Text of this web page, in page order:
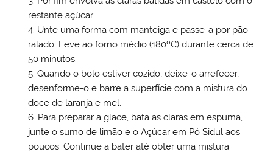
restante açúcar.
Unte uma forma com manteiga e passe-a por pão
ralado. Leve ao forno médio (180ºC) durante cerca de
50 minutos.
Quando o bolo estiver cozido, deixe-o arrefecer,
desenforme-o e barre a superfície com a mistura do
doce de laranja e mel.
Para preparar a glace, bata as claras em espuma,
junte o sumo de limão e o Açúcar em Pó Sidul aos
poucos. Continue a bater até obter uma mistura